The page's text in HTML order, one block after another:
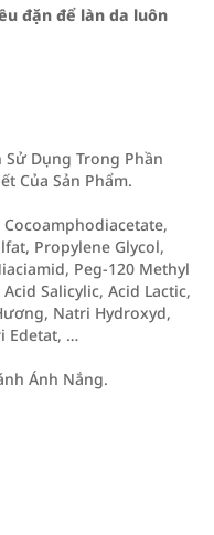
đặn để làn da luôn
Dụng Trong Phần
Của Sản Phẩm.
Propylene Glycol,
Peg-120 Methyl
Salicylic, Acid Lactic,
Natri Hydroxyd,
Edetat, …
Ánh Nắng.